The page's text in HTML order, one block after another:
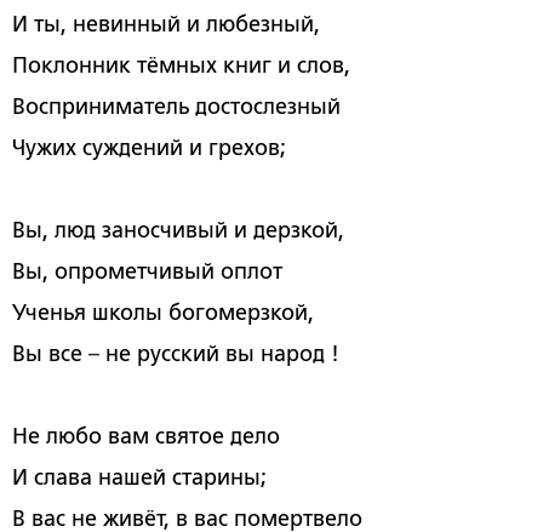
И ты, невинный и любезный,
Поклонник тёмных книг и слов,
Восприниматель достослезный
Чужих суждений и грехов;
Вы, люд заносчивый и дерзкой,
Вы, опрометчивый оплот
Ученья школы богомерзкой,
Вы все – не русский вы народ !
Не любо вам святое дело
И слава нашей старины;
В вас не живёт, в вас помертвело